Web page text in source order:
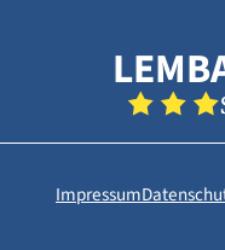
Impressum